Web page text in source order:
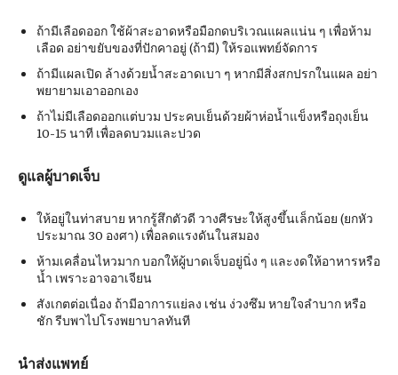
ถ้ามีเลือดออก ใช้ผ้าสะอาดหรือมือกดบริเวณแผลแน่น ๆ เพื่อห้าม
เลือด อย่าขยับของที่ปักคาอยู่ (ถ้ามี) ให้รอแพทย์จัดการ
ถ้ามีแผลเปิด ล้างด้วยน้ำสะอาดเบา ๆ หากมีสิ่งสกปรกในแผล อย่า
พยายามเอาออกเอง
ถ้าไม่มีเลือดออกแต่บวม ประคบเย็นด้วยผ้าห่อน้ำแข็งหรือถุงเย็น
10-15 นาที เพื่อลดบวมและปวด
ดูแลผู้บาดเจ็บ
ให้อยู่ในท่าสบาย หากรู้สึกตัวดี วางศีรษะให้สูงขึ้นเล็กน้อย (ยกหัว
ประมาณ 30 องศา) เพื่อลดแรงดันในสมอง
ห้ามเคลื่อนไหวมาก บอกให้ผู้บาดเจ็บอยู่นิ่ง ๆ และงดให้อาหารหรือ
น้ำ เพราะอาจอาเจียน
สังเกตต่อเนื่อง ถ้ามีอาการแย่ลง เช่น ง่วงซึม หายใจลำบาก หรือ
ชัก รีบพาไปโรงพยาบาลทันที
นำส่งแพทย์